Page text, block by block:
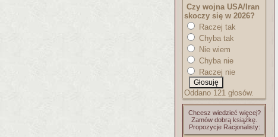
Czy wojna USA/Iran
skoczy się w 2026?
Raczej tak
Chyba tak
Nie wiem
Chyba nie
Raczej nie
Oddano 121 głosów.
Chcesz wiedzieć więcej?
Zamów dobrą książkę.
Propozycje Racjonalisty: